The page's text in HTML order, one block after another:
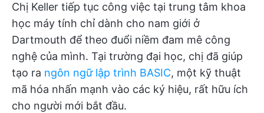
Chị Keller tiếp tục công việc tại trung tâm khoa
học máy tính chỉ dành cho nam giới ở
Dartmouth để theo đuổi niềm đam mê công
nghệ của mình. Tại trường đại học, chị đã giúp
tạo ra ngôn ngữ lập trình BASIC, một kỹ thuật
mã hóa nhấn mạnh vào các ký hiệu, rất hữu ích
cho người mới bắt đầu.